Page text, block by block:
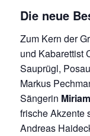
Die neue
Zum Kern der
und Kabarettist
Sauprügl,
Markus
Sängerin
frische Akzente
Andreas